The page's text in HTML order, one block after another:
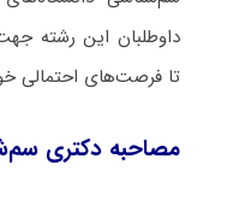
داوطلبان این رشته
تا فرصت‌های احتمالی
مصاحبه دکتری